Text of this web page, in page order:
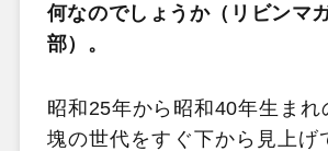
何なのでしょうか（リビンマ
部）。
昭和25年から昭和40年生まれ
塊の世代をすぐ下から見上げ